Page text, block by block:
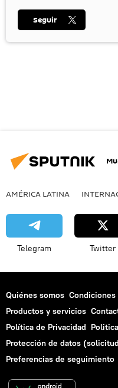
Seguir
AMÉRICA LATINA
Telegram Twitter
Quiénes somos Condiciones
Productos y servicios
Política de Privacidad
Protección de datos
Preferencias de seguimiento